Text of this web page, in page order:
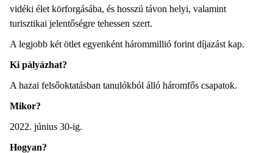
vidéki élet körforgásába, és hosszú távon helyi, valamint
turisztikai jelentőségre tehessen szert.
A legjobb két ötlet egyenként hárommillió forint díjazást kap.
Ki pályázhat?
A hazai felsőoktatásban tanulókból álló háromfős csapatok.
Mikor?
2022. június 30-ig.
Hogyan?